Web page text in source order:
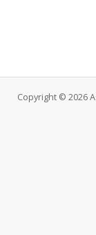
Copyright © 2026